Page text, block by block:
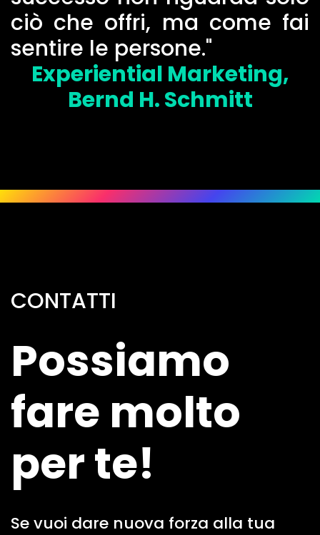
ciò che offri, ma come fai
sentire le persone."
Experiential Marketing,
Bernd H. Schmitt
CONTATTI
Possiamo
fare molto
per te!
Se vuoi dare nuova forza alla tua